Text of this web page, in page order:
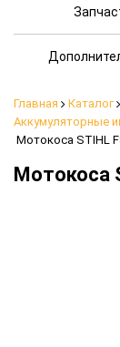
Главная Каталог
Аккумуляторные
Мотокоса STIHL
Мотокоса